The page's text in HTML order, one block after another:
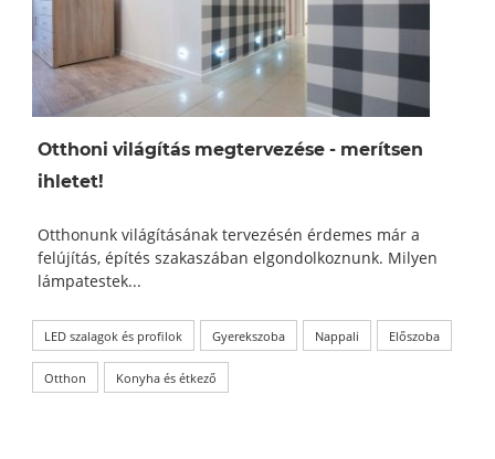
Otthoni világítás megtervezése - merítsen
ihletet!
Otthonunk világításának tervezésén érdemes már a
felújítás, építés szakaszában elgondolkoznunk. Milyen
lámpatestek...
LED szalagok és profilok Gyerekszoba Nappali Előszoba
Otthon Konyha és étkező